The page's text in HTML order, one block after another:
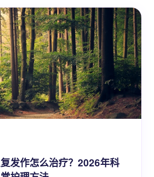
发作怎么治疗？2026年科